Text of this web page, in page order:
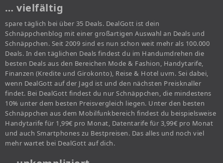
… vielfältig
spare täglich bei über 35 Deals. DealGott ist dein
Schnäppchenblog mit einer großartigen Auswahl an Deals und
Schnäppchen. Seit 2009 sind es nun schon weit mehr als 100.000
Deals. In den täglichen Deals findest du im Handumdrehen die
besten Deals aus den Bereichen Mode & Fashion, Handytarife,
Finanzen (Kredite und Girokonto), Reise & Hotel uvm. Sei dabei,
wenn DealGott auf der Jagd ist und den nächsten Preisknaller
findet. Bei DealGott findest du nur Schnäppchen, die mindestens
10% unter dem besten Preisvergleich liegen. Unter den besten
Schnäppchen aus dem Mobilfunkbereich findest du beispielsweise
Handytarife für 1,99€ pro Monat, Datentarife für 3,99€ pro Monat
und auch Smartphones zu Bestpreisen. Das alles und noch viel
mehr wartet bei DealGott auf dich.